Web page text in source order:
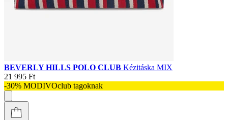
BEVERLY HILLS POLO CLUB Kézitáska MIX
21 995 Ft
-30% MODIVOclub tagoknak